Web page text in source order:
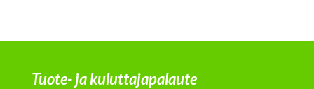
Tuote- ja kuluttajapalaute